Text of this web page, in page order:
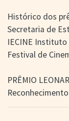
Histórico dos
Secretaria de
IECINE Instituto
Festival de
PRÊMIO